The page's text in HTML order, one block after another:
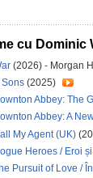
cu Dominic
(2026) - Morgan
Sons (2025)
Abbey: The
Abbey: A
My Agent (UK)
Heroes / Eroi
Pursuit of Love /